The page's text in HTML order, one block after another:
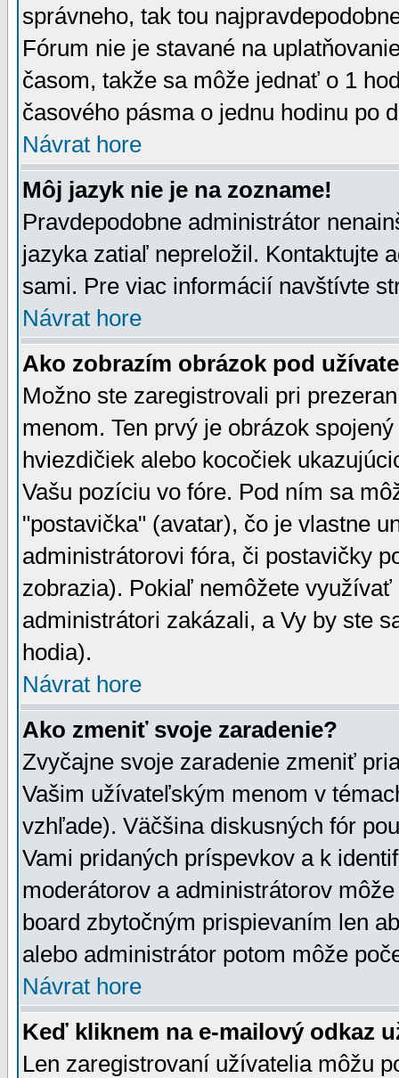
správneho, tak tou
Fórum nie je stavané na
časom, takže sa môže jednať o 1
časového pásma o jednu hodinu po
Návrat hore
Môj jazyk nie je na zozname!
Pravdepodobne administrátor
jazyka zatiaľ nepreložil. Kontaktujte
sami. Pre viac informácií navštívte
Návrat hore
Ako zobrazím obrázok pod
Možno ste zaregistrovali pri
menom. Ten prvý je obrázok
hviezdičiek alebo kocočiek
Vašu pozíciu vo fóre. Pod ním sa
"postavička" (avatar), čo je vlastne
administrátorovi fóra, či postavičky
zobrazia). Pokiaľ nemôžete
administrátori zakázali, a Vy by ste
hodia).
Návrat hore
Ako zmeniť svoje zaradenie?
Zvyčajne svoje zaradenie zmeniť
Vašim užívateľským menom v
vzhľade). Väčšina diskusných fór
Vami pridaných príspevkov a k
moderátorov a administrátorov
board zbytočným prispievaním len
alebo administrátor potom môže
Návrat hore
Keď kliknem na e-mailový odkaz
Len zaregistrovaní užívatelia môžu